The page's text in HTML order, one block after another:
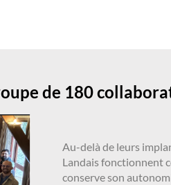
de 180
Au-delà de leurs
Landais fonctionnent
conserve son